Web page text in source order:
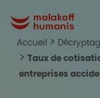
Malakoff
Accueil
Taux de
entreprises